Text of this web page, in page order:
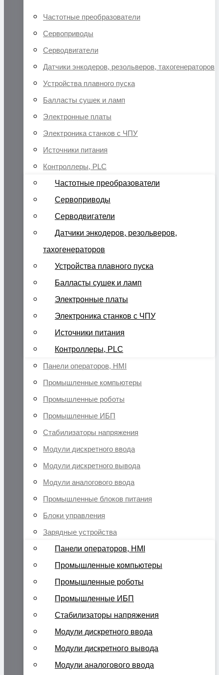
Частотные преобразователи
Сервоприводы
Серводвигатели
Датчики энкодеров, резольверов, тахогенераторов
Устройства плавного пуска
Балласты сушек и ламп
Электронные платы
Электроника станков с ЧПУ
Источники питания
Контроллеры, PLC
Частотные преобразователи
Сервоприводы
Серводвигатели
Датчики энкодеров, резольверов,
тахогенераторов
Устройства плавного пуска
Балласты сушек и ламп
Электронные платы
Электроника станков с ЧПУ
Источники питания
Контроллеры, PLC
Панели операторов, HMI
Промышленные компьютеры
Промышленные роботы
Промышленные ИБП
Стабилизаторы напряжения
Модули дискретного ввода
Модули дискретного вывода
Модули аналогового ввода
Промышленные блоков питания
Блоки управления
Зарядные устройства
Панели операторов, HMI
Промышленные компьютеры
Промышленные роботы
Промышленные ИБП
Стабилизаторы напряжения
Модули дискретного ввода
Модули дискретного вывода
Модули аналогового ввода